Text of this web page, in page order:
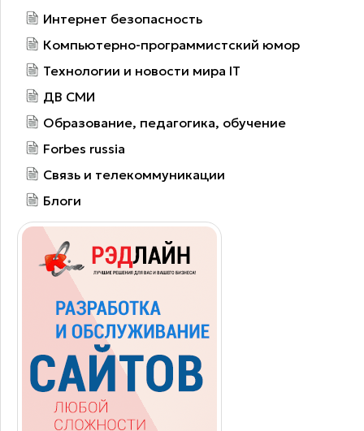
Интернет безопасность
Компьютерно-программистский юмор
Технологии и новости мира IT
ДВ СМИ
Образование, педагогика, обучение
Forbes russia
Связь и телекоммуникации
Блоги